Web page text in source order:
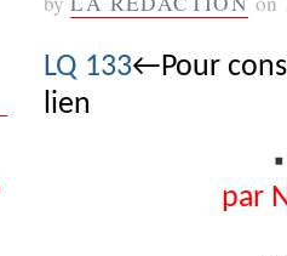
LQ 133←Pour
lien
par